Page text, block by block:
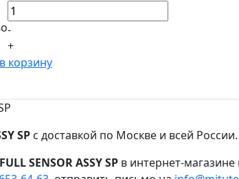
-
+
корзину
SP с доставкой по Москве и всей России.
SENSOR ASSY SP в интернет-